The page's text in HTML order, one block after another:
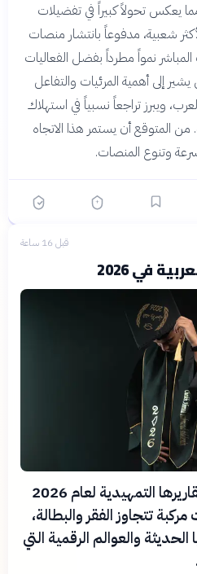
مما يعكس تحولاً كبيراً في تفضيلات
شعبية، مدفوعاً بانتشار منصات
نمواً مطرداً بفضل الفعاليات
إلى أهمية المرئيات والتفاعل
ويبرز تراجعاً نسبياً في استهلاك
المتوقع أن يستمر هذا الاتجاه
وتنوع المنصات.
قبل 16 ساعة
في 2026
حذرت الأمم المتحدة في تقاريرها التمهيدية لعام 2026
تتجاوز الفقر والبطالة،
والعوالم الرقمية التي